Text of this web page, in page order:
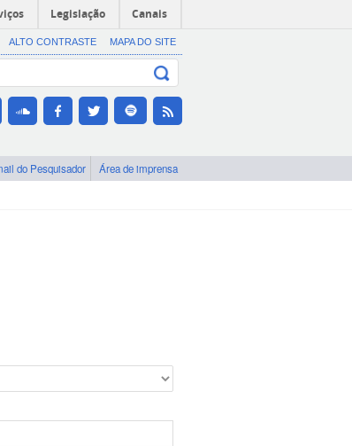
Legislação Canais
ALTO CONTRASTE MAPA DO SITE
do Pesquisador Área de imprensa